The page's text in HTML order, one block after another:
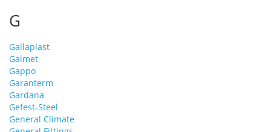
G
Gallaplast
Galmet
Gappo
Garanterm
Gardana
Gefest-Steel
General Climate